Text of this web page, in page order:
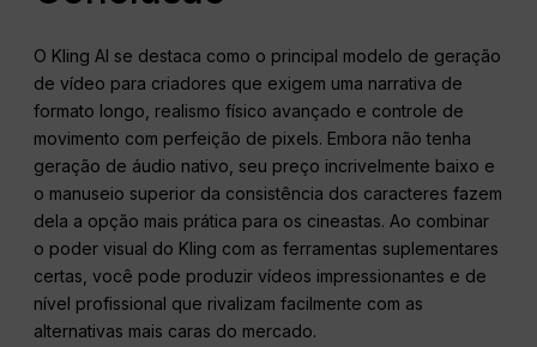
O Kling AI se destaca como o principal modelo de geração
de vídeo para criadores que exigem uma narrativa de
formato longo, realismo físico avançado e controle de
movimento com perfeição de pixels. Embora não tenha
geração de áudio nativo, seu preço incrivelmente baixo e
o manuseio superior da consistência dos caracteres fazem
dela a opção mais prática para os cineastas. Ao combinar
o poder visual do Kling com as ferramentas suplementares
certas, você pode produzir vídeos impressionantes e de
nível profissional que rivalizam facilmente com as
alternativas mais caras do mercado.